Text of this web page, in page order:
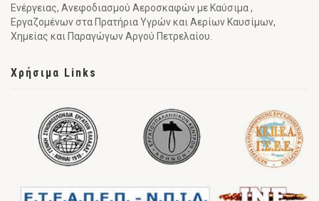
Ενέργειας, Ανεφοδιασμού Αεροσκαφών με Καύσιμα ,
Εργαζομένων στα Πρατήρια Υγρών και Αερίων Καυσίμων,
Χημείας και Παραγώγων Αργού Πετρελαίου.
Χρήσιμα Links